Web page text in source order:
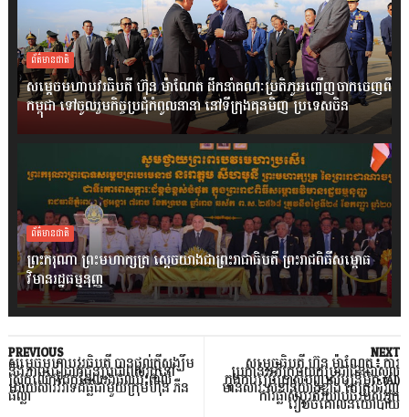
ព័ត៌មានជាតិ
សម្តេចមហាបវរធិបតី ហ៊ុន ម៉ាណែត ដឹកនាំគណៈប្រតិភូអញ្ជើញចាកចេញពី
កម្ពុជា ទៅចូលរួមកិច្ចប្រជុំកំពូលនានា នៅទីក្រុងគុនមិញ ប្រទេសចិន
ព័ត៌មានជាតិ
ព្រះករុណា ព្រះមហាក្សត្រ ស្តេចយាងជាព្រះរាជាធិបតី ព្រះរាជពិធីសម្ពោធ
វិមានរដ្ឋធម្មនុញ្ញ
NEXT
សម្តេចធិបតី ហ៊ុន ម៉ាណែត៖ ការ
ប្រកាន់អភិក្រមយកប្រជាជនជាស្នូល
ក្នុងការប្រើប្រាស់បញ្ញាសិប្បនិម្មិត (AI)
មានសារៈសំខាន់យ៉ាងខ្លាំង តែត្រូវជំរុញ
ការផ្លាស់ប្តូរឥរិយាបថរបស់អ្នក
រៀបចំគោលនយោបាយ
PREVIOUS
សម្តេចមហាបវរធិបតី បានផ្តល់ក្តីសង្ឃឹម
និងភាពជឿជាក់ជូនប្រជាពលរដ្ឋនៅ
ស្រុកលេីកដែកដែលរងផលប៉ះពាល់
ដោយសារវិវាទដីធ្លីជាមួយក្រុមហ៊ុន ភឺន
ផល្លា